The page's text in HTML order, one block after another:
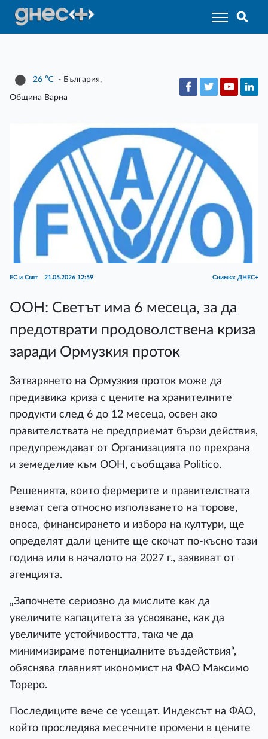
26 ℃ - България,
Община Варна
ЕС и Свят 21.05.2026 12:59 Снимка: ДНЕС+
ООН: Светът има 6 месеца, за да
предотврати продоволствена криза
заради Ормузкия проток
Затварянето на Ормузкия проток може да
предизвика криза с цените на хранителните
продукти след 6 до 12 месеца, освен ако
правителствата не предприемат бързи действия,
предупреждават от Организацията по прехрана
и земеделие към ООН, съобщава Politico.
Решенията, които фермерите и правителствата
вземат сега относно използването на торове,
вноса, финансирането и избора на култури, ще
определят дали цените ще скочат по-късно тази
година или в началото на 2027 г., заявяват от
агенцията.
„Започнете сериозно да мислите как да
увеличите капацитета за усвояване, как да
увеличите устойчивостта, така че да
минимизираме потенциалните въздействия“,
обяснява главният икономист на ФАО Максимо
Тореро.
Последиците вече се усещат. Индексът на ФАО,
който проследява месечните промени в цените